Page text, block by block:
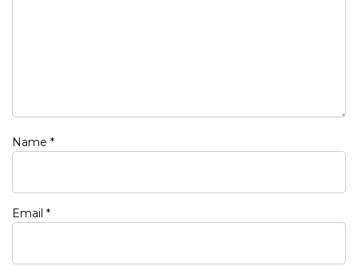
Name *
Email *